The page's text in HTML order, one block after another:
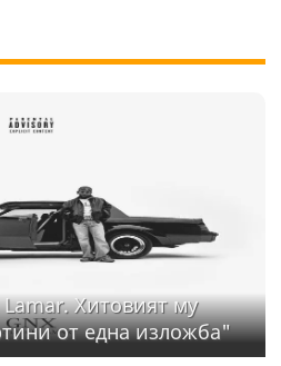
Хитовият му
от една изложба"